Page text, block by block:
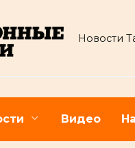
Новости
Видео